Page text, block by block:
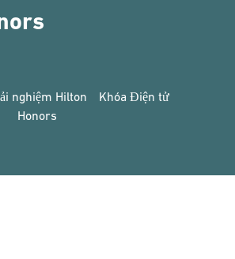
nghiệm Hilton
Honors
Khóa Điện tử